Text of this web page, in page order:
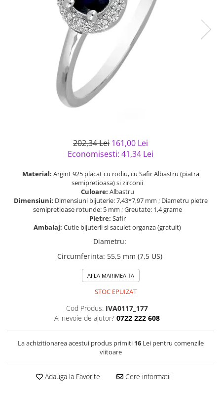
Bijuterii argint placat cu aur
Bijuterii argint cu diverse
Bijuterii argint cu murano
Bijuterii gotice si rock
Bijuterii Handmade
Bijuterii fantezie
Casete si cutii de bijuterii
Bijuterii tungsten
202,34 Lei 161,00 Lei
Economisesti: 41,34 Lei
Material: Argint 925 placat cu rodiu, cu Safir Albastru (piatra
semipretioasa) si zirconii
Culoare: Albastru
Dimensiuni: Dimensiuni bijuterie: 7,43*7,97 mm ; Diametru pietre
semipretioase rotunde: 5 mm ; Greutate: 1,4 grame
Pietre: Safir
Ambalaj: Cutie bijuterii si saculet organza (gratuit)
Diametru:
Circumferinta: 55,5 mm (7,5 US)
AFLA MARIMEA TA
STOC EPUIZAT
Cod Produs: IVA0117_177
Ai nevoie de ajutor? 0722 222 608
La achizitionarea acestui produs primiti 16Lei pentru comenzile
viitoare
Adauga la Favorite Cere informatii